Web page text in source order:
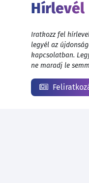
Hírlevél
Iratkozz fel
legyél az
kapcsolatban.
ne maradj le